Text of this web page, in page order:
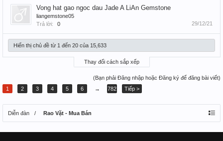
Vong hat gao ngoc dau Jade A LiAn Gemstone
liangemstone05
Trả lời:
0 29/12/21
Hiển thị chủ đề từ 1 đến 20 của 15,633
Thay đổi cách sắp xếp
(Bạn phải Đăng nhập hoặc Đăng ký để đăng bài viết)
1
2 3 4 5 6 → 782 Tiếp >
Diễn đàn Rao Vặt - Mua Bán